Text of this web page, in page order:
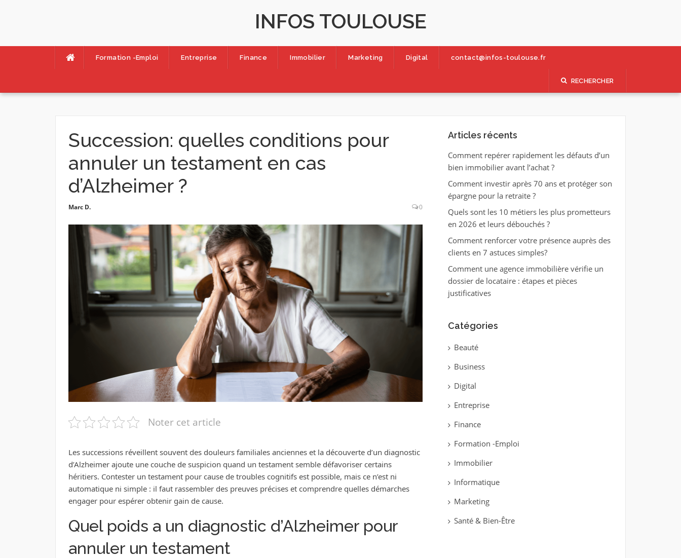
INFOS TOULOUSE
Formation -Emploi Entreprise Finance Immobilier Marketing Digital contact@infos-toulouse.fr
RECHERCHER
Succession: quelles conditions pour
annuler un testament en cas
d’Alzheimer ?
Marc D. 0
Noter cet article
Les successions réveillent souvent des douleurs familiales anciennes et la découverte d’un diagnostic
d’Alzheimer ajoute une couche de suspicion quand un testament semble défavoriser certains
héritiers. Contester un testament pour cause de troubles cognitifs est possible, mais ce n’est ni
automatique ni simple : il faut rassembler des preuves précises et comprendre quelles démarches
engager pour espérer obtenir gain de cause.
Quel poids a un diagnostic d’Alzheimer pour
annuler un testament
Articles récents
Comment repérer rapidement les défauts d’un
bien immobilier avant l’achat ?
Comment investir après 70 ans et protéger son
épargne pour la retraite ?
Quels sont les 10 métiers les plus prometteurs
en 2026 et leurs débouchés ?
Comment renforcer votre présence auprès des
clients en 7 astuces simples?
Comment une agence immobilière vérifie un
dossier de locataire : étapes et pièces
justificatives
Catégories
Beauté
Business
Digital
Entreprise
Finance
Formation -Emploi
Immobilier
Informatique
Marketing
Santé & Bien-Être